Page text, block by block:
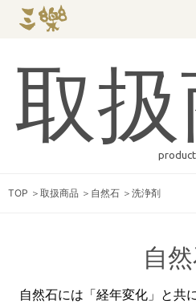
取
TOP ＞ 取扱商品 ＞ 自然石＞ 洗浄剤
自
自然石には「経年変化」と共